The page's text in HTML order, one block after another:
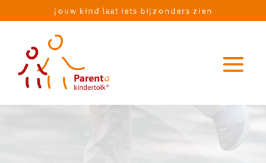
jouw kind laat iets bijzonders zien